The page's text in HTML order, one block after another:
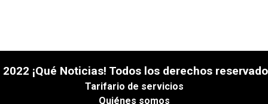
¡Qué Noticias! Todos los derechos
Tarifario de servicios
Quiénes somos